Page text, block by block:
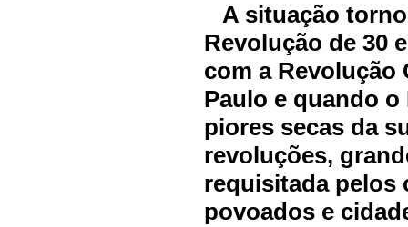
A situação
Revolução de 30
com a
Paulo e quando
piores secas da
revoluções,
requisitada pelos
povoados e